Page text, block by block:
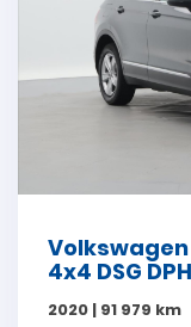
Volkswagen
4x4 DSG DPH
2020 | 91 979 km